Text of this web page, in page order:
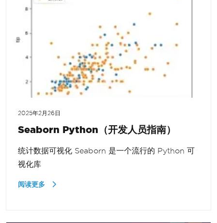
2025年2月26日
Seaborn Python（开发人员指南）
统计数据可视化 Seaborn 是一个流行的 Python 可
视化库
阅读更多